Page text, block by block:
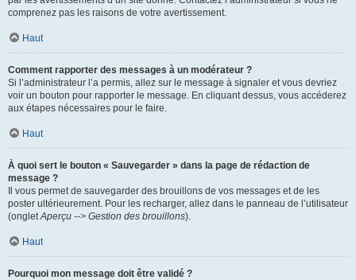
comprenez pas les raisons de votre avertissement.
Haut
Comment rapporter des messages à un modérateur ?
Si l’administrateur l’a permis, allez sur le message à signaler et vous devriez
voir un bouton pour rapporter le message. En cliquant dessus, vous accéderez
aux étapes nécessaires pour le faire.
Haut
À quoi sert le bouton « Sauvegarder » dans la page de rédaction de
message ?
Il vous permet de sauvegarder des brouillons de vos messages et de les
poster ultérieurement. Pour les recharger, allez dans le panneau de l’utilisateur
(ongletAperçu --> Gestion des brouillons).
Haut
Pourquoi mon message doit être validé ?